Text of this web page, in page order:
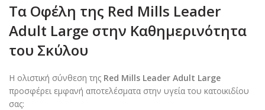
Τα Οφέλη της Red Mills Leader
Adult Large στην Καθημερινότητα
του Σκύλου
Η ολιστική σύνθεση της Red Mills Leader Adult Large
προσφέρει εμφανή αποτελέσματα στην υγεία του κατοικιδίου
σας: